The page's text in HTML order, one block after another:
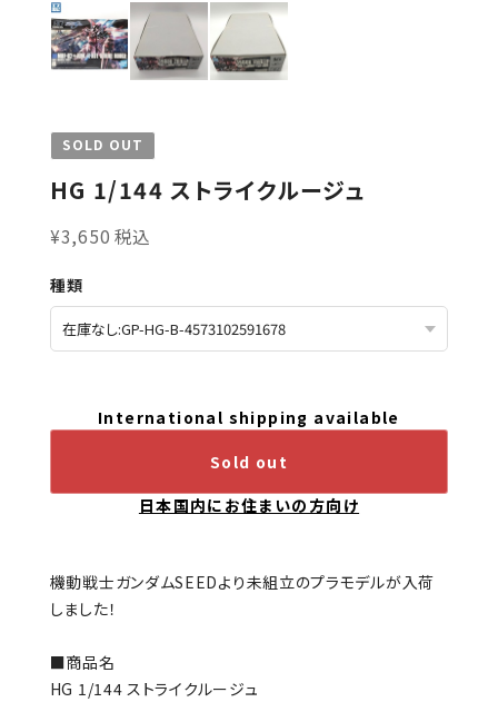
SOLD OUT
HG 1/144 ストライクルージュ
¥3,650 税込
種類
International shipping available
Sold out
日本国内にお住まいの方向け
機動戦士ガンダムSEEDより未組立のプラモデルが入荷
しました！
■商品名
HG 1/144 ストライクルージュ